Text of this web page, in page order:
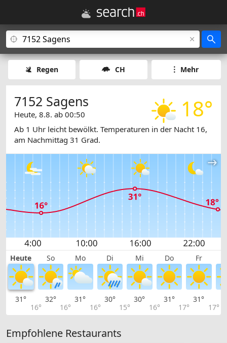
Regen CH Mehr
18°
7152 Sagens
Heute, 8.8. ab 00:50
Ab 1 Uhr leicht bewölkt. Temperaturen in der Nacht 16,
am Nachmittag 31 Grad.
Heute So Mo Di Mi Do Fr
31°
16°
32°
16°
31°
16°
30°
15°
30°
16°
31°
17°
31°
17°
Empfohlene Restaurants